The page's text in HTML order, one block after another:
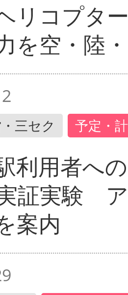
コプタ
を空・陸
三セク 予定・
用者へ
証実験
案内